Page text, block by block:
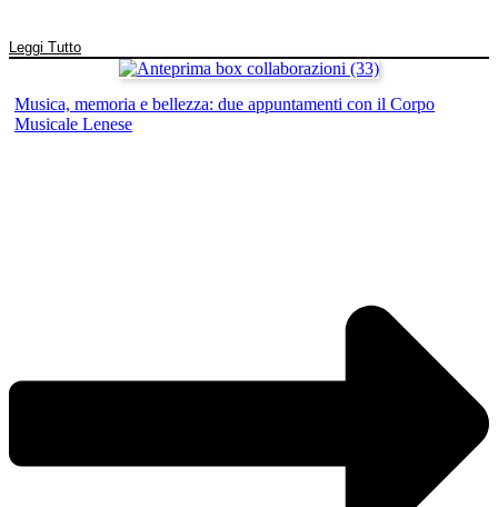
Leggi Tutto
Musica, memoria e bellezza: due appuntamenti con il Corpo
Musicale Lenese